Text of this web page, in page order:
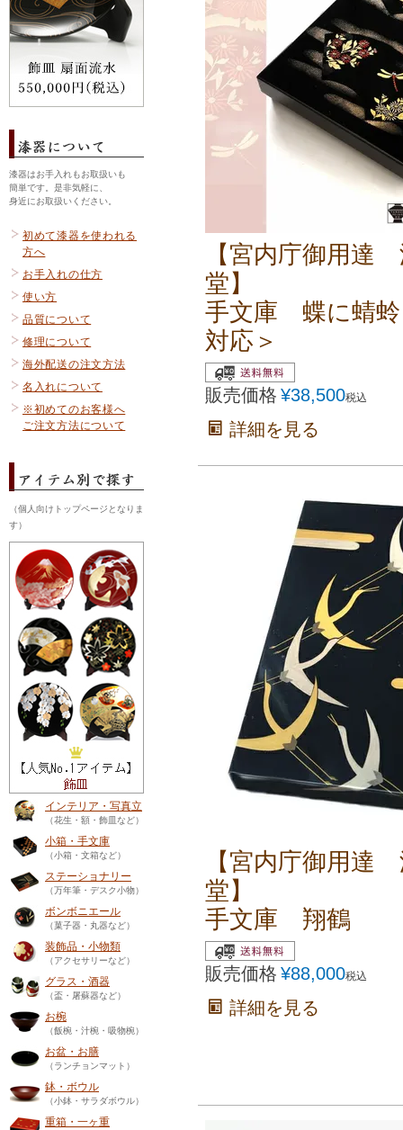
漆器はお手入れもお取扱いも
簡単です。是非気軽に、
身近にお取扱いください。
初めて漆器を使われる
方へ
お手入れの仕方
使い方
品質について
修理について
海外配送の注文方法
名入れについて
※初めてのお客様へ
ご注文方法について
（個人向けトップページとなりま
す）
インテリア・写真立
（花生・額・飾皿など）
小箱・手文庫
（小箱・文箱など）
ステーショナリー
（万年筆・デスク小物）
ボンボニエール
（菓子器・丸器など）
装飾品・小物類
（アクセサリーなど）
グラス・酒器
（盃・屠蘇器など）
お椀
（飯椀・汁椀・吸物椀）
お盆・お膳
（ランチョンマット）
鉢・ボウル
（小鉢・サラダボウル）
重箱・一ヶ重
【宮内庁御用達
堂】
手文庫 蝶に蜻蛉
対応＞
販売価格 ¥38,500税込
詳細を見る
【宮内庁御用達
堂】
手文庫 翔鶴
販売価格 ¥88,000税込
詳細を見る